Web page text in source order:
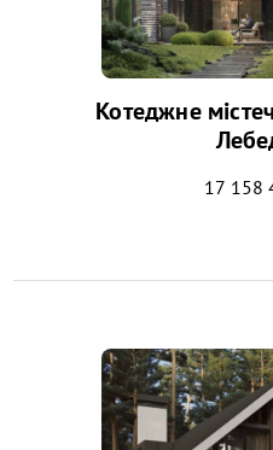
Котеджне
17 158